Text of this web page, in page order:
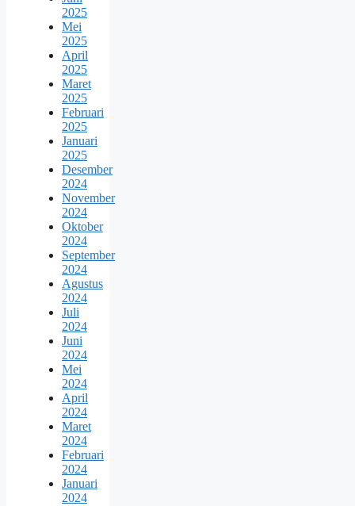
2025
Mei
2025
April
2025
Maret
2025
Februari
2025
Januari
2025
Desember
2024
November
2024
Oktober
2024
September
2024
Agustus
2024
Juli
2024
Juni
2024
Mei
2024
April
2024
Maret
2024
Februari
2024
Januari
2024